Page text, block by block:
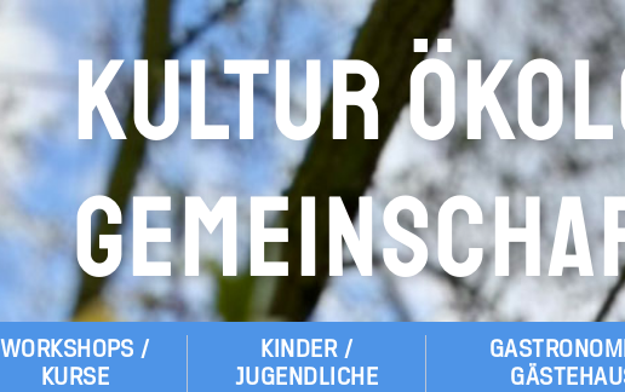
KULTUR
WORKSHOPS /
KURSE
KINDER /
JUGENDLICHE